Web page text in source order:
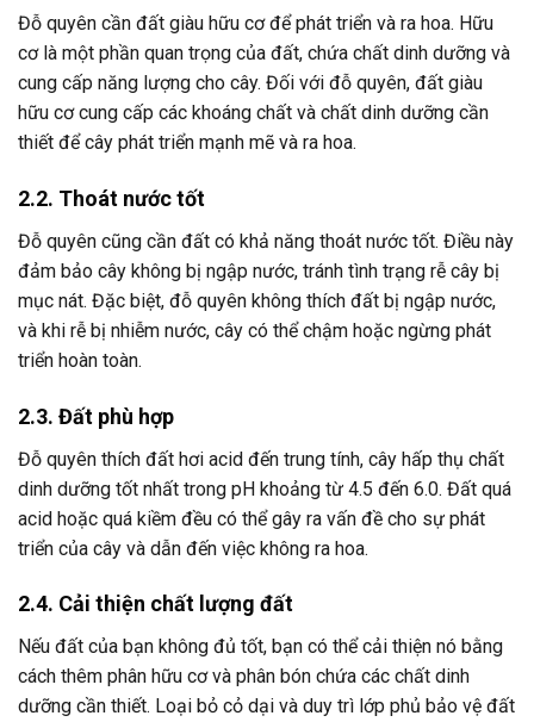
Đỗ quyên cần đất giàu hữu cơ để phát triển và ra hoa. Hữu
cơ là một phần quan trọng của đất, chứa chất dinh dưỡng và
cung cấp năng lượng cho cây. Đối với đỗ quyên, đất giàu
hữu cơ cung cấp các khoáng chất và chất dinh dưỡng cần
thiết để cây phát triển mạnh mẽ và ra hoa.
2.2. Thoát nước tốt
Đỗ quyên cũng cần đất có khả năng thoát nước tốt. Điều này
đảm bảo cây không bị ngập nước, tránh tình trạng rễ cây bị
mục nát. Đặc biệt, đỗ quyên không thích đất bị ngập nước,
và khi rễ bị nhiễm nước, cây có thể chậm hoặc ngừng phát
triển hoàn toàn.
2.3. Đất phù hợp
Đỗ quyên thích đất hơi acid đến trung tính, cây hấp thụ chất
dinh dưỡng tốt nhất trong pH khoảng từ 4.5 đến 6.0. Đất quá
acid hoặc quá kiềm đều có thể gây ra vấn đề cho sự phát
triển của cây và dẫn đến việc không ra hoa.
2.4. Cải thiện chất lượng đất
Nếu đất của bạn không đủ tốt, bạn có thể cải thiện nó bằng
cách thêm phân hữu cơ và phân bón chứa các chất dinh
dưỡng cần thiết. Loại bỏ cỏ dại và duy trì lớp phủ bảo vệ đất